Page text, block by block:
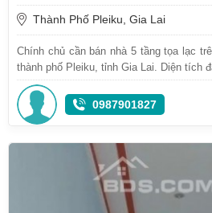
Thành Phố Pleiku, Gia Lai
Chính chủ cần bán nhà 5 tầng tọa lạc
thành phố Pleiku, tỉnh Gia Lai. Diện tích
0987901827